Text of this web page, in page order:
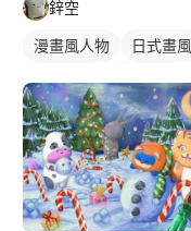
鋅空
漫畫風人物
日式畫風
繪畫風格
插畫
人物插畫